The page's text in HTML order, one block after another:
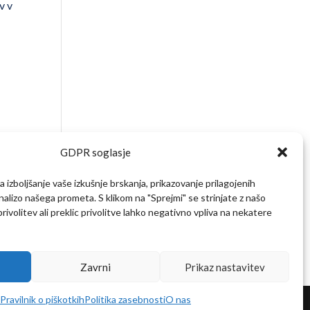
GDPR soglasje
izboljšanje vaše izkušnje brskanja, prikazovanje prilagojenih
našega prometa. S klikom na "Sprejmi" se strinjate z našo
ali preklic privolitve lahko negativno vpliva na nekatere
Zavrni Prikaz nastavitev
Pravilnik o piškotkihPolitika zasebnostiO nas
v